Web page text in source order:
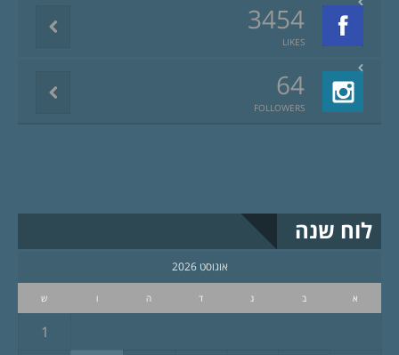
3454
LIKES
64
FOLLOWERS
לוח שנה
אוגוסט 2026
א ב ג ד ה ו ש
1